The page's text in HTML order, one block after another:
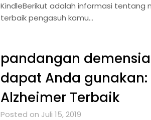
KindleBerikut adalah informasi tentang
terbaik pengasuh kamu…
pandangan
dapat Anda gunakan:
Alzheimer Terbaik
Posted on Juli 15, 2019